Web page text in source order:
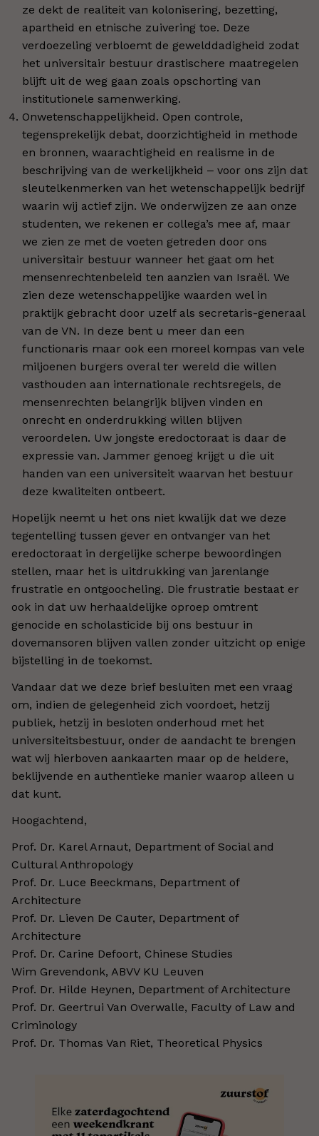
ze dekt de realiteit van kolonisering, bezetting,
apartheid en etnische zuivering toe. Deze
verdoezeling verbloemt de gewelddadigheid zodat
het universitair bestuur drastischere maatregelen
blijft uit de weg gaan zoals opschorting van
institutionele samenwerking.
Onwetenschappelijkheid. Open controle,
tegensprekelijk debat, doorzichtigheid in methode
en bronnen, waarachtigheid en realisme in de
beschrijving van de werkelijkheid ‒ voor ons zijn dat
sleutelkenmerken van het wetenschappelijk bedrijf
waarin wij actief zijn. We onderwijzen ze aan onze
studenten, we rekenen er collega’s mee af, maar
we zien ze met de voeten getreden door ons
universitair bestuur wanneer het gaat om het
mensenrechtenbeleid ten aanzien van Israël. We
zien deze wetenschappelijke waarden wel in
praktijk gebracht door uzelf als secretaris-generaal
van de VN. In deze bent u meer dan een
functionaris maar ook een moreel kompas van vele
miljoenen burgers overal ter wereld die willen
vasthouden aan internationale rechtsregels, de
mensenrechten belangrijk blijven vinden en
onrecht en onderdrukking willen blijven
veroordelen. Uw jongste eredoctoraat is daar de
expressie van. Jammer genoeg krijgt u die uit
handen van een universiteit waarvan het bestuur
deze kwaliteiten ontbeert.
Hopelijk neemt u het ons niet kwalijk dat we deze
tegentelling tussen gever en ontvanger van het
eredoctoraat in dergelijke scherpe bewoordingen
stellen, maar het is uitdrukking van jarenlange
frustratie en ontgoocheling. Die frustratie bestaat er
ook in dat uw herhaaldelijke oproep omtrent
genocide en scholasticide bij ons bestuur in
dovemansoren blijven vallen zonder uitzicht op enige
bijstelling in de toekomst.
Vandaar dat we deze brief besluiten met een vraag
om, indien de gelegenheid zich voordoet, hetzij
publiek, hetzij in besloten onderhoud met het
universiteitsbestuur, onder de aandacht te brengen
wat wij hierboven aankaarten maar op de heldere,
beklijvende en authentieke manier waarop alleen u
dat kunt.
Hoogachtend,
Prof. Dr. Karel Arnaut, Department of Social and
Cultural Anthropology
Prof. Dr. Luce Beeckmans, Department of
Architecture
Prof. Dr. Lieven De Cauter, Department of
Architecture
Prof. Dr. Carine Defoort, Chinese Studies
Wim Grevendonk, ABVV KU Leuven
Prof. Dr. Hilde Heynen, Department of Architecture
Prof. Dr. Geertrui Van Overwalle, Faculty of Law and
Criminology
Prof. Dr. Thomas Van Riet, Theoretical Physics